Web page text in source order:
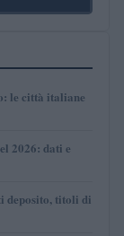
le città italiane
2026: dati e
deposito, titoli di